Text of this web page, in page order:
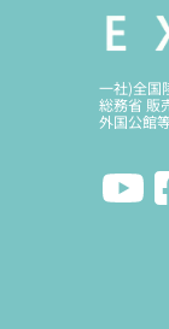
一社)全国
総務省 販
外国公館